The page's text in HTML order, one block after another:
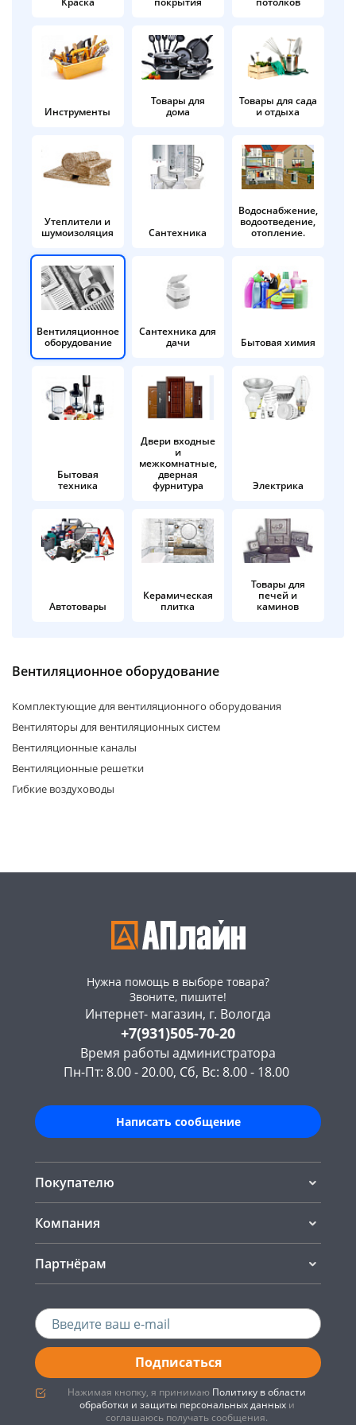
Инструменты
Товары для
дома
Товары для сада
и отдыха
Утеплители и
шумоизоляция
Сантехника
Водоснабжение,
водоотведение,
отопление.
Вентиляционное
оборудование
Сантехника для
дачи
Бытовая химия
Бытовая
техника
Двери входные
и
межкомнатные,
дверная
фурнитура
Электрика
Автотовары
Керамическая
плитка
Товары для
печей и
каминов
Вентиляционное оборудование
Комплектующие для вентиляционного оборудования
Вентиляторы для вентиляционных систем
Вентиляционные каналы
Вентиляционные решетки
Гибкие воздуховоды
Нужна помощь в выборе товара?
Звоните, пишите!
Интернет- магазин, г. Вологда
+7(931)505-70-20
Время работы администратора
Пн-Пт: 8.00 - 20.00, Сб, Вс: 8.00 - 18.00
Написать сообщение
Покупателю
Компания
Партнёрам
Подписаться
Нажимая кнопку, я принимаю Политику в области
обработки и защиты персональных данныхи
соглашаюсь получать сообщения.
в корзину
Оплачивайте сегодня только
25% картой любого банка
Получайте товар
выбранный способом
Оставшиеся
% будут
списываться
по25%каждые 2 недели
Подробнее
об оплате Плайтом
раз в 2
недели
Остались вопросы?
8 800 302-02-51
plait.ru